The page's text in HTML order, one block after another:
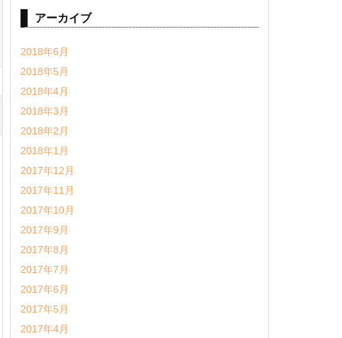
アーカイブ
2018年6月
2018年5月
2018年4月
2018年3月
2018年2月
2018年1月
2017年12月
2017年11月
2017年10月
2017年9月
2017年8月
2017年7月
2017年6月
2017年5月
2017年4月